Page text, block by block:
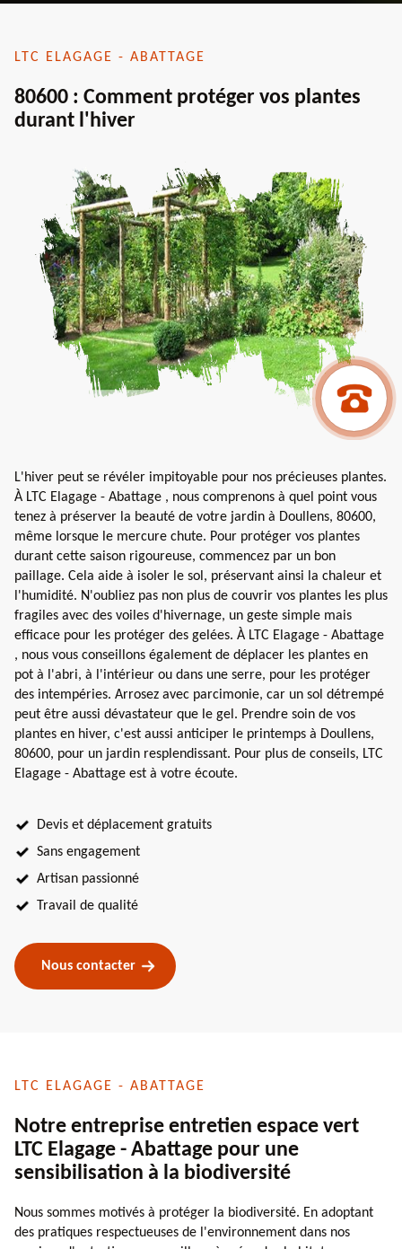
LTC ELAGAGE - ABATTAGE
80600 : Comment protéger vos plantes
durant l'hiver
L'hiver peut se révéler impitoyable pour nos précieuses plantes.
À LTC Elagage - Abattage , nous comprenons à quel point vous
tenez à préserver la beauté de votre jardin à Doullens, 80600,
même lorsque le mercure chute. Pour protéger vos plantes
durant cette saison rigoureuse, commencez par un bon
paillage. Cela aide à isoler le sol, préservant ainsi la chaleur et
l'humidité. N'oubliez pas non plus de couvrir vos plantes les plus
fragiles avec des voiles d'hivernage, un geste simple mais
efficace pour les protéger des gelées. À LTC Elagage - Abattage
, nous vous conseillons également de déplacer les plantes en
pot à l'abri, à l'intérieur ou dans une serre, pour les protéger
des intempéries. Arrosez avec parcimonie, car un sol détrempé
peut être aussi dévastateur que le gel. Prendre soin de vos
plantes en hiver, c'est aussi anticiper le printemps à Doullens,
80600, pour un jardin resplendissant. Pour plus de conseils, LTC
Elagage - Abattage est à votre écoute.
Devis et déplacement gratuits
Sans engagement
Artisan passionné
Travail de qualité
Nous contacter
LTC ELAGAGE - ABATTAGE
Notre entreprise entretien espace vert
LTC Elagage - Abattage pour une
sensibilisation à la biodiversité
Nous sommes motivés à protéger la biodiversité. En adoptant
des pratiques respectueuses de l'environnement dans nos